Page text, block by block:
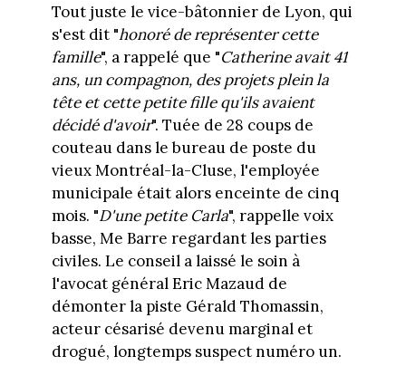
Tout juste le vice-bâtonnier de Lyon, qui
s'est dit "honoré de représenter cette
famille", a rappelé que "Catherine avait 41
ans, un compagnon, des projets plein la
tête et cette petite fille qu'ils avaient
décidé d'avoir". Tuée de 28 coups de
couteau dans le bureau de poste du
vieux Montréal-la-Cluse, l'employée
municipale était alors enceinte de cinq
mois. "D'une petite Carla", rappelle voix
basse, Me Barre regardant les parties
civiles. Le conseil a laissé le soin à
l'avocat général Eric Mazaud de
démonter la piste Gérald Thomassin,
acteur césarisé devenu marginal et
drogué, longtemps suspect numéro un.